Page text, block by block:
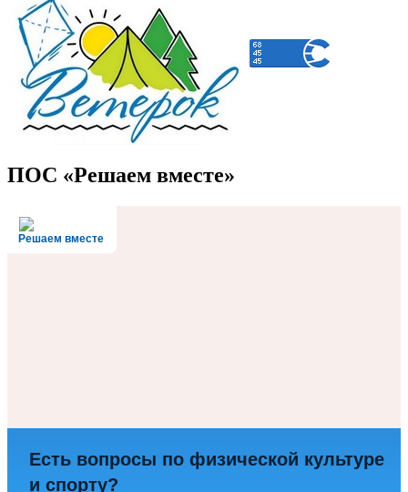
ПОС «Решаем вместе»
Решаем вместе
Есть вопросы по физической культуре
и спорту?